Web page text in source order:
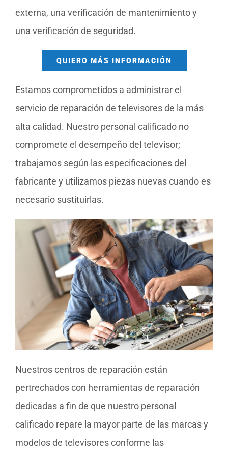
externa, una verificación de mantenimiento y
una verificación de seguridad.
QUIERO MÁS INFORMACIÓN
Estamos comprometidos a administrar el
servicio de reparación de televisores de la más
alta calidad. Nuestro personal calificado no
compromete el desempeño del televisor;
trabajamos según las especificaciones del
fabricante y utilizamos piezas nuevas cuando es
necesario sustituirlas.
Nuestros centros de reparación están
pertrechados con herramientas de reparación
dedicadas a fin de que nuestro personal
calificado repare la mayor parte de las marcas y
modelos de televisores conforme las